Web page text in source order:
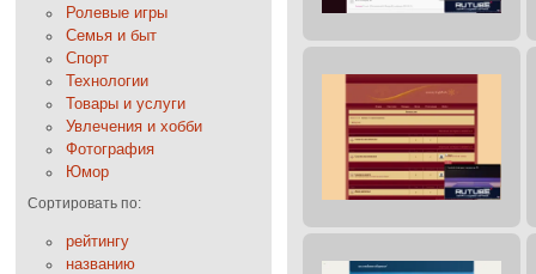
Ролевые игры
Семья и быт
Спорт
Технологии
Товары и услуги
Увлечения и хобби
Фотография
Юмор
Сортировать по:
рейтингу
названию